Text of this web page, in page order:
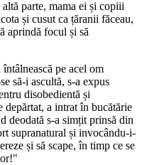
parte, mama ei și copiii
și cusut ca țăranii făceau,
aprindă focul și să
întâlnească pe acel om
să-i ascultă, s-a expus
disobedientă și
depărtat, a intrat în bucătărie
deodată s-a simțit prinsă din
supranatural și invocându-i-
și să scape, în timp ce se